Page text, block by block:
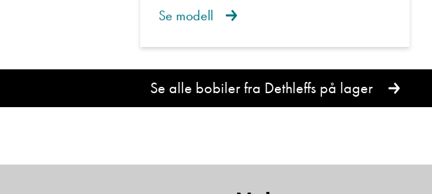
Kontakt avdeling
Se modell
Se alle bobiler fra Dethleffs på lager